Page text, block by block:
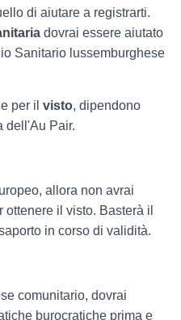
di aiutare a registrarti.
dovrai essere aiutato
Sanitario lussemburghese
per il visto, dipendono
dell'Au Pair.
allora non avrai
il visto. Basterà il
in corso di validità.
comunitario, dovrai
burocratiche prima e